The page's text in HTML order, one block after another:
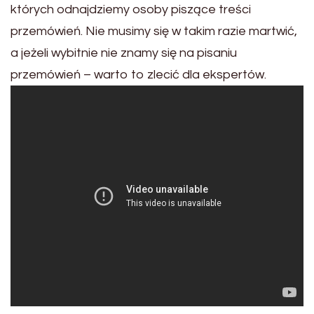
których odnajdziemy osoby piszące treści
przemówień. Nie musimy się w takim razie martwić,
a jeżeli wybitnie nie znamy się na pisaniu
przemówień – warto to zlecić dla ekspertów.